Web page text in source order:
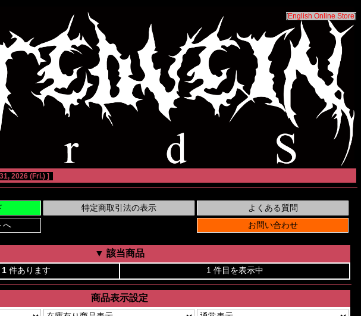
[English Online Store]
2026 (Fri.) ]
▼ 該当商品
1 件あります 1 件目を表示中
商品表示設定